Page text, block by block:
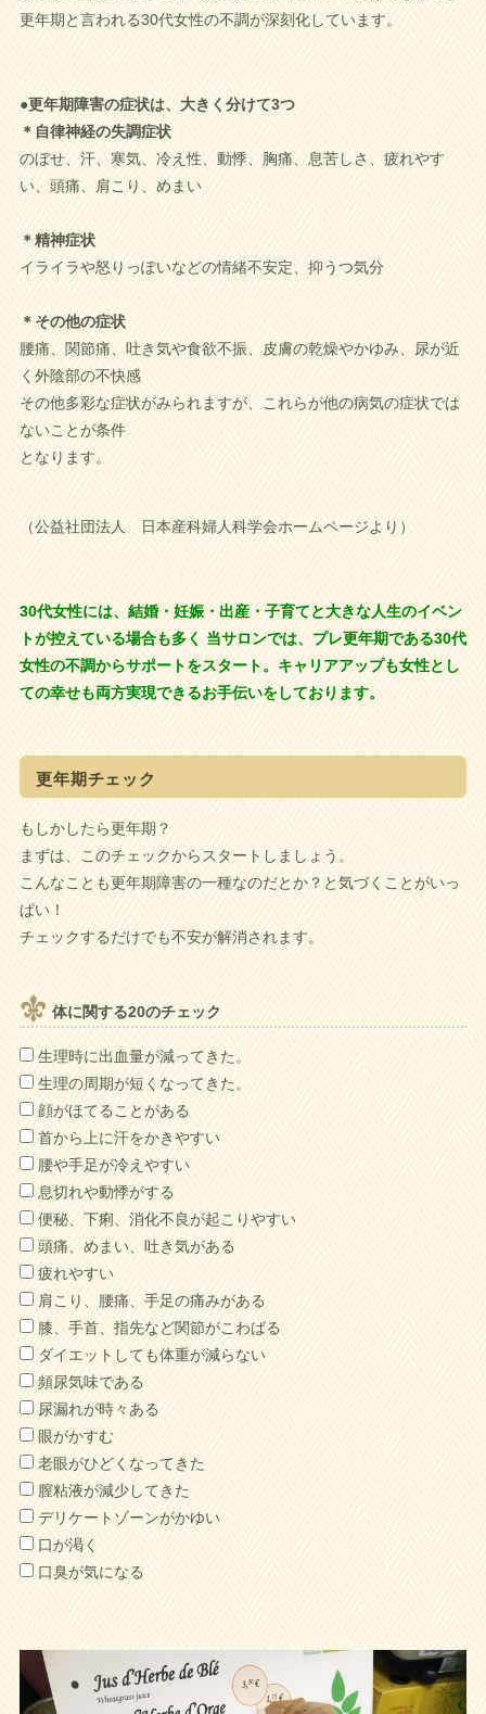
更年期と言われる30代女性の不調が深刻化しています。
●更年期障害の症状は、大きく分けて3つ
＊自律神経の失調症状
のぼせ、汗、寒気、冷え性、動悸、胸痛、息苦しさ、疲れやす
い、頭痛、肩こり、めまい
＊精神症状
イライラや怒りっぽいなどの情緒不安定、抑うつ気分
＊その他の症状
腰痛、関節痛、吐き気や食欲不振、皮膚の乾燥やかゆみ、尿が近
く外陰部の不快感
その他多彩な症状がみられますが、これらが他の病気の症状では
ないことが条件
となります。
（公益社団法人 日本産科婦人科学会ホームページより）
30代女性には、結婚・妊娠・出産・子育てと大きな人生のイベン
トが控えている場合も多く 当サロンでは、プレ更年期である30代
女性の不調からサポートをスタート。キャリアアップも女性とし
ての幸せも両方実現できるお手伝いをしております。
更年期チェック
もしかしたら更年期？
まずは、このチェックからスタートしましょう。
こんなことも更年期障害の一種なのだとか？と気づくことがいっ
ぱい！
チェックするだけでも不安が解消されます。
体に関する20のチェック
生理時に出血量が減ってきた。
生理の周期が短くなってきた。
顔がほてることがある
首から上に汗をかきやすい
腰や手足が冷えやすい
息切れや動悸がする
便秘、下痢、消化不良が起こりやすい
頭痛、めまい、吐き気がある
疲れやすい
肩こり、腰痛、手足の痛みがある
膝、手首、指先など関節がこわばる
ダイエットしても体重が減らない
頻尿気味である
尿漏れが時々ある
眼がかすむ
老眼がひどくなってきた
膣粘液が減少してきた
デリケートゾーンがかゆい
口が渇く
口臭が気になる